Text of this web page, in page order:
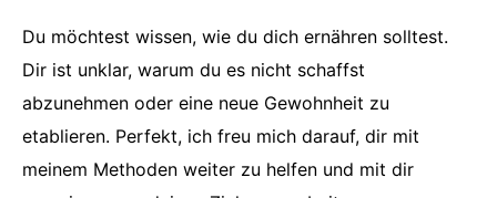
Du möchtest wissen, wie du dich ernähren solltest.
Dir ist unklar, warum du es nicht schaffst
abzunehmen oder eine neue Gewohnheit zu
etablieren. Perfekt, ich freu mich darauf, dir mit
meinem Methoden weiter zu helfen und mit dir